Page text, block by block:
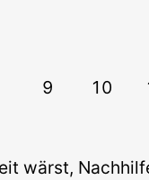
9 10
wärst,